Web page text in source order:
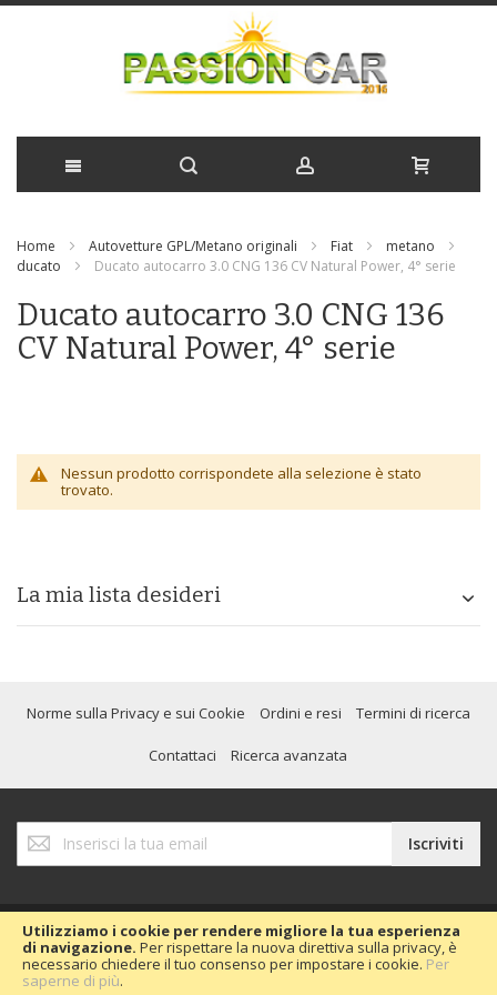
Utilizziamo i cookie per rendere migliore la tua esperienza
di navigazione. Per rispettare la nuova direttiva sulla privacy, è
necessario chiedere il tuo consenso per impostare i cookie. Per
saperne di più.
Home Autovetture GPL/Metano originali Fiat
metano
ducato
Ducato autocarro 3.0 CNG 136 CV Natural Power, 4° serie
Ducato autocarro 3.0 CNG 136
CV Natural Power, 4° serie
Nessun prodotto corrispondete alla selezione è stato
trovato.
La mia lista desideri
Norme sulla Privacy e sui Cookie Ordini e resi Termini di ricerca
Contattaci Ricerca avanzata
alla
nostra
Iscriviti
Copyright © 2020 Passion Car 2016.